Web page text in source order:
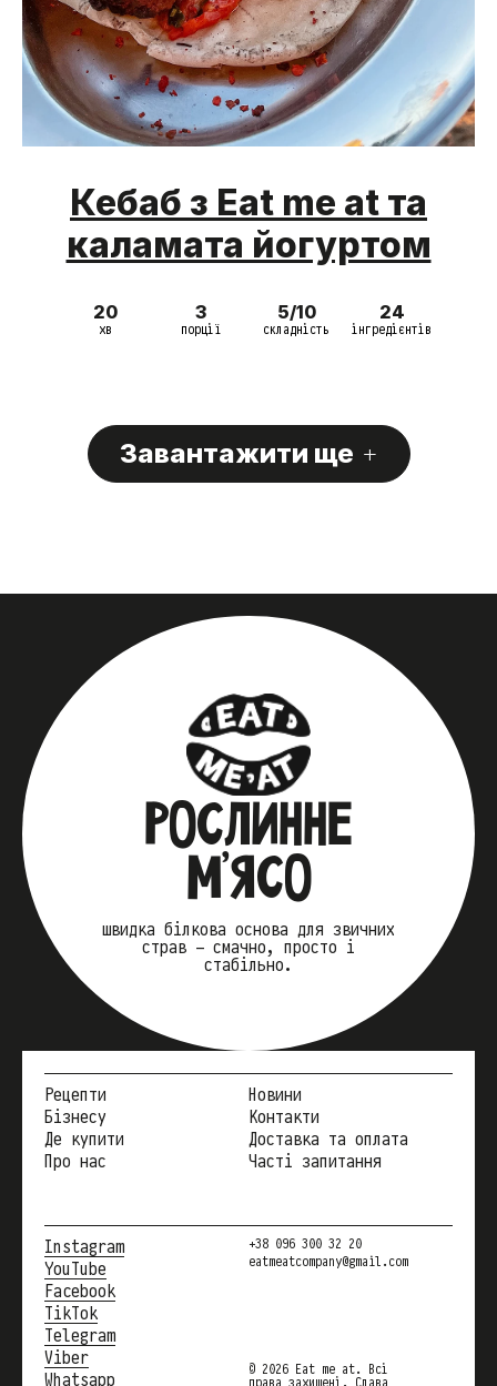
Кебаб з Eat me at та
каламата йогуртом
20
хв
3
порції
5/10
складність
24
інгредієнтів
Завантажити ще +
РОСЛИННЕ
М’ЯСО
швидка білкова основа для звичних
страв — смачно, просто і
стабільно.
Рецепти
Бізнесу
Де купити
Про нас
Новини
Контакти
Доставка та оплата
Часті запитання
Instagram
YouTube
Facebook
TikTok
Telegram
Viber
Whatsapp
+38 096 300 32 20
eatmeatcompany@gmail.com
© 2026 Eat me at. Всі
права захищені. Слава